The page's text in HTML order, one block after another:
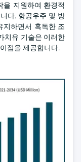
을 지원하여 환경적
다. 항공우주 및 방
지하면서 혹독한 조
치유 기술은 이러한
점을 제공합니다.